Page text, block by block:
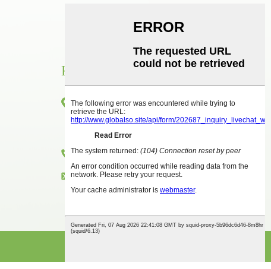
КОНТАКТ
Стая 1416, етаж 14, международна сграда
Junhao, No. 2, Chenjiang Zhongkai Avenue,
+86 18825458362
zkxkonjac@hzzkx.com